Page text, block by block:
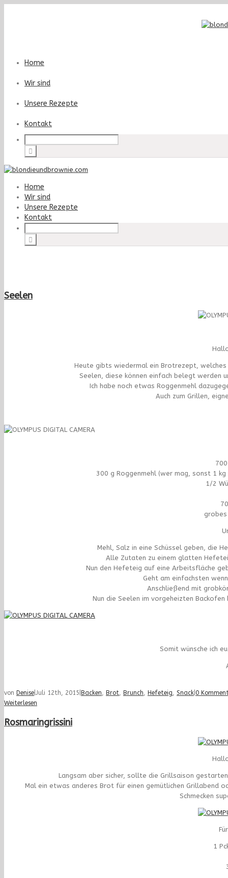
Home
Wir sind
Unsere Rezepte
Kontakt
Home
Wir sind
Unsere Rezepte
Kontakt
Seelen
Heute gibts wiedermal ein Brotrezept, welches
Seelen, diese können einfach belegt werden
Ich habe noch etwas Roggenmehl
Auch zum Grillen,
300 g Roggenmehl (wer mag, sonst 1
1/2
grobes
Mehl, Salz in eine Schüssel geben, die
Alle Zutaten zu einem glatten
Nun den Hefeteig auf eine Arbeitsfläche
Geht am einfachsten
Anschließend mit
Nun die Seelen im vorgeheizten
Somit wünsche ich
von Denise Juli 12th, 2015 Backen, Brot, Brunch, Hefeteig, Snack 0
Weiterlesen
Rosmaringrissini
Langsam aber sicher, sollte die Grillsaison
Mal ein etwas anderes Brot für einen gemütlichen Grillabend
Schmecken
1